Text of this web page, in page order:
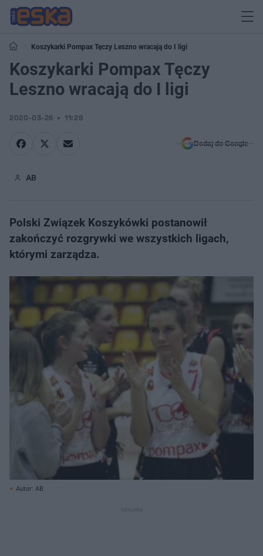
Koszykarki Pompax Tęczy Leszno wracają do I ligi
Koszykarki Pompax Tęczy
Leszno wracają do I ligi
2020-03-26 11:29
Dodaj do Google
AB
Polski Związek Koszykówki postanowił
zakończyć rozgrywki we wszystkich ligach,
którymi zarządza.
Autor: AB